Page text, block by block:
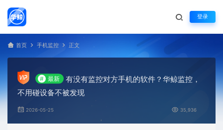
登录
首页 手机监控 正文
# 最新
有没有监控对方手机的软件？华鲸监控，
不用碰设备不被发现
2026-05-25 35,936